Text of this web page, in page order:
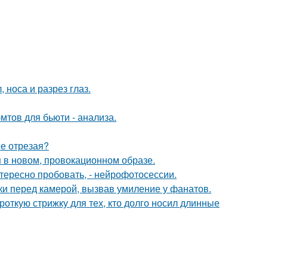
и разрез глаз.
для бьюти - анализа.
отрезая?
новом, провокационном образе.
пробовать, - нейрофотосессии.
перед камерой, вызвав умиление у фанатов.
стрижку для тех, кто долго носил длинные